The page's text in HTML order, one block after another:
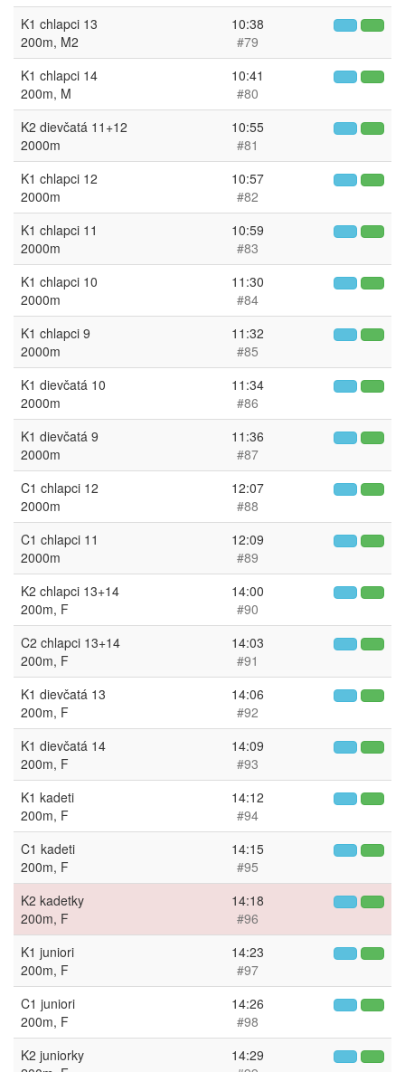
K1 chlapci 13
200m, M2
10:38
#79
K1 chlapci 14
200m, M
10:41
#80
K2 dievčatá 11+12
2000m
10:55
#81
K1 chlapci 12
2000m
10:57
#82
K1 chlapci 11
2000m
10:59
#83
K1 chlapci 10
2000m
11:30
#84
K1 chlapci 9
2000m
11:32
#85
K1 dievčatá 10
2000m
11:34
#86
K1 dievčatá 9
2000m
11:36
#87
C1 chlapci 12
2000m
12:07
#88
C1 chlapci 11
2000m
12:09
#89
K2 chlapci 13+14
200m, F
14:00
#90
C2 chlapci 13+14
200m, F
14:03
#91
K1 dievčatá 13
200m, F
14:06
#92
K1 dievčatá 14
200m, F
14:09
#93
K1 kadeti
200m, F
14:12
#94
C1 kadeti
200m, F
14:15
#95
K2 kadetky
200m, F
14:18
#96
K1 juniori
200m, F
14:23
#97
C1 juniori
200m, F
14:26
#98
K2 juniorky
14:29